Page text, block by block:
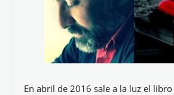
En abril de 2016 sale a la luz el libro